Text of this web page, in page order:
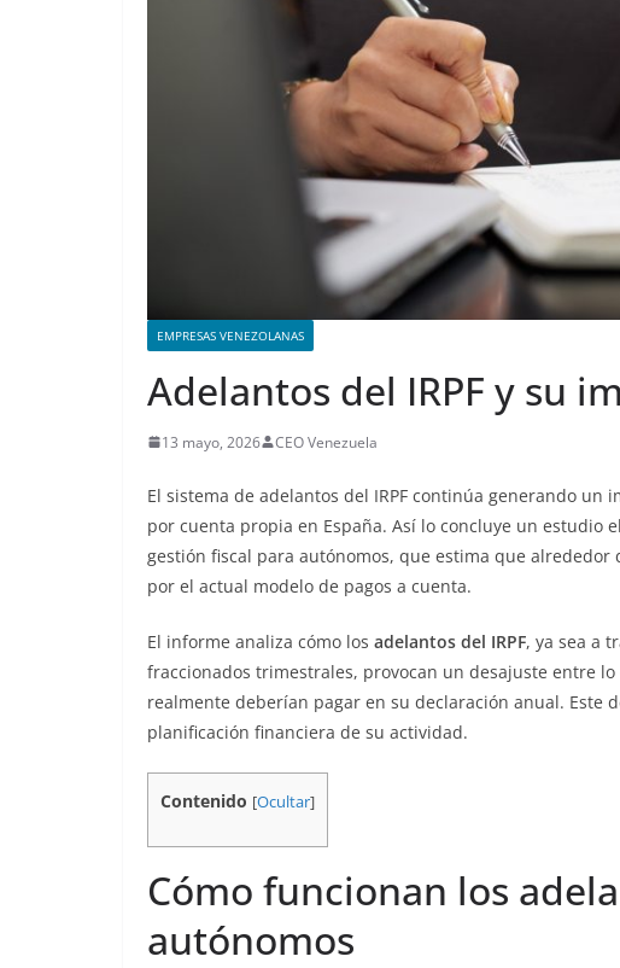
EMPRESAS VENEZOLANAS
Adelantos del IRPF y su
13 mayo, 2026 CEO Venezuela
El sistema de adelantos del IRPF continúa generando
por cuenta propia en España. Así lo concluye un estudio
gestión fiscal para autónomos, que estima que
por el actual modelo de pagos a cuenta.
El informe analiza cómo los adelantos del IRPF, ya sea a
fraccionados trimestrales, provocan un desajuste entre
realmente deberían pagar en su declaración anual. Este
planificación financiera de su actividad.
Contenido [Ocultar]
Cómo funcionan los
autónomos